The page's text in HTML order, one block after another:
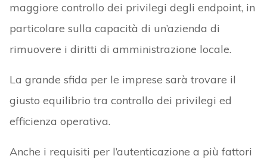
maggiore controllo dei privilegi degli endpoint, in
particolare sulla capacità di un’azienda di
rimuovere i diritti di amministrazione locale.
La grande sfida per le imprese sarà trovare il
giusto equilibrio tra controllo dei privilegi ed
efficienza operativa.
Anche i requisiti per l’autenticazione a più fattori